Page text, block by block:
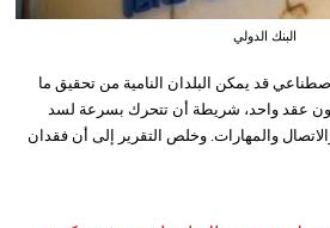
البنك الدولي
قد يمكن البلدان النامية من تحقيق ما
عقد واحد، شريطة أن تتحرك بسرعة لسد
والمهارات. وخلص التقرير إلى أن فقدان